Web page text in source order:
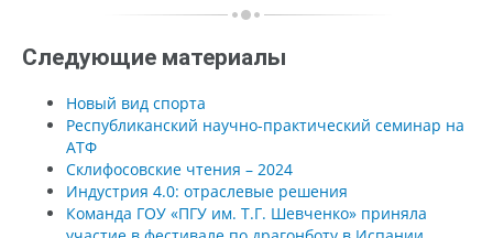
Следующие материалы
Новый вид спорта
Республиканский научно-практический семинар на
АТФ
Склифосовские чтения – 2024
Индустрия 4.0: отраслевые решения
Команда ГОУ «ПГУ им. Т.Г. Шевченко» приняла